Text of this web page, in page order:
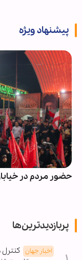
پیشنهاد ویژه
حضور مردم در خیابان به ۱۶۱
پربازدیدترین‌ها
اخبار جهان